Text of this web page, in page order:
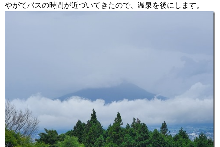
やがてバスの時間が近づいてきたので、温泉を後にします。